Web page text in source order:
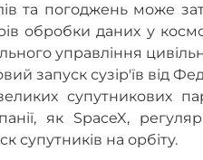
та погоджень може
обробки даних у
управління
запуск сузір'їв від
супутникових
як SpaceX,
супутників на орбіту.